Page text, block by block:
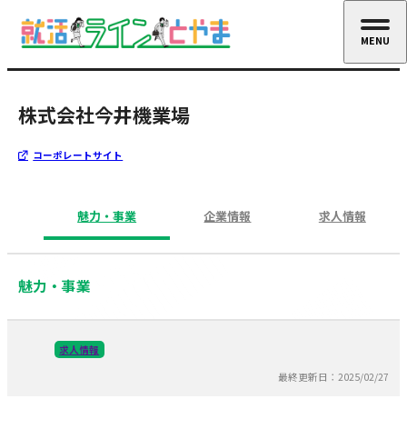
株式会社今井機業場
コーポレートサイト
魅力・事業 企業情報 求人情報
魅力・事業
求人情報
最終更新日：2025/02/27
MENU